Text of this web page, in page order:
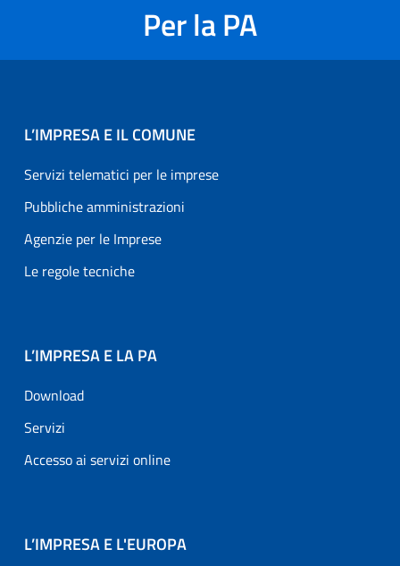
Per la PA
L’IMPRESA E IL COMUNE
Servizi telematici per le imprese
Pubbliche amministrazioni
Agenzie per le Imprese
Le regole tecniche
L’IMPRESA E LA PA
Download
Servizi
Accesso ai servizi online
L’IMPRESA E L'EUROPA